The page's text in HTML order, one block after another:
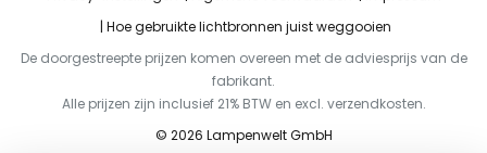
Hoe gebruikte lichtbronnen juist weggooien
De doorgestreepte prijzen komen overeen met de adviesprijs van de
fabrikant.
Alle prijzen zijn inclusief 21% BTW en excl. verzendkosten.
© 2026 Lampenwelt GmbH